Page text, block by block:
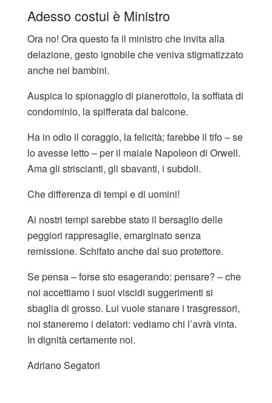
Adesso costui è Ministro
Ora no! Ora questo fa il ministro che invita alla
delazione, gesto ignobile che veniva stigmatizzato
anche nei bambini.
Auspica lo spionaggio di pianerottolo, la soffiata di
condominio, la spifferata dal balcone.
Ha in odio il coraggio, la felicità; farebbe il tifo – se
lo avesse letto – per il maiale Napoleon di Orwell.
Ama gli striscianti, gli sbavanti, i subdoli.
Che differenza di tempi e di uomini!
Ai nostri tempi sarebbe stato il bersaglio delle
peggiori rappresaglie, emarginato senza
remissione. Schifato anche dal suo protettore.
Se pensa – forse sto esagerando: pensare? – che
noi accettiamo i suoi viscidi suggerimenti si
sbaglia di grosso. Lui vuole stanare i trasgressori,
noi staneremo i delatori: vediamo chi l’avrà vinta.
In dignità certamente noi.
Adriano Segatori